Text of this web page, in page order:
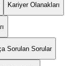
Kariyer Olanakları
Sorulan Sorular